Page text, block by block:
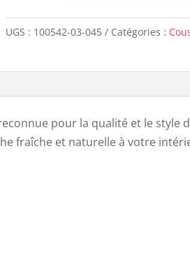
BOLOGNE
UGS : 100542-03-045 Catégories :
pour la qualité et le style
fraîche et naturelle à votre